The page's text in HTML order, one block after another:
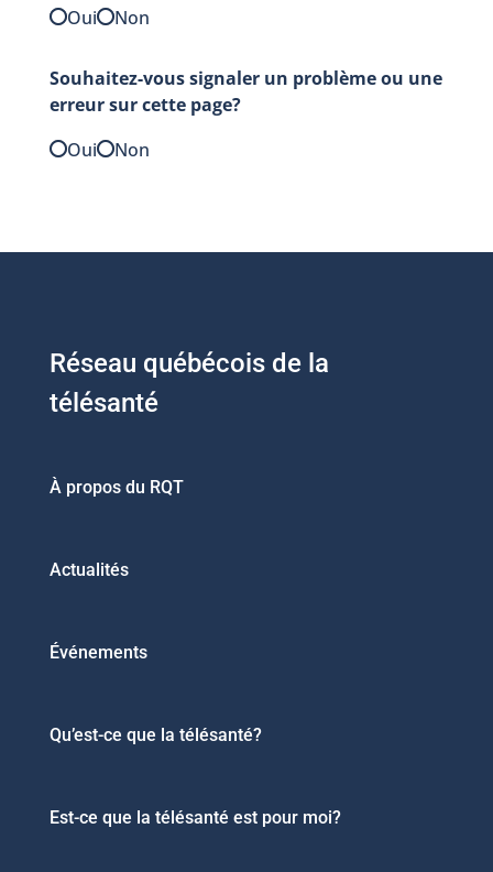
Oui
Non
Souhaitez-vous signaler un problème ou une
erreur sur cette page?
Oui
Non
Réseau québécois de la
télésanté
À propos du RQT
Actualités
Événements
Qu’est-ce que la télésanté?
Est-ce que la télésanté est pour moi?